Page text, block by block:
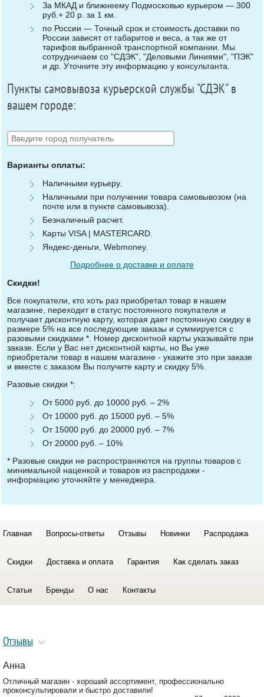
За МКАД и ближнеему Подмосковью курьером — 300
руб.+ 20 р. за 1 км.
по России — Точный срок и стоимость доставки по
России зависят от габаритов и веса, а так же от
тарифов выбранной транспортной компании. Мы
сотрудничаем со "СДЭК", "Деловыми Линиями", "ПЭК"
и др. Уточните эту информацию у консультанта.
Пункты самовывоза курьерской службы "СДЭК" в
вашем городе:
Варианты оплаты:
Наличными курьеру.
Наличными при получении товара самовывозом (на
почте или в пункте самовывоза).
Безналичный расчет.
Карты VISA | MASTERCARD.
Яндекс-деньги, Webmoney.
Подробнее о доставке и оплате
Скидки!
Все покупатели, кто хоть раз приобретал товар в нашем
магазине, переходит в статус постоянного покупателя и
получает дисконтную карту, которая дает постоянную скидку в
размере 5% на все последующие заказы и суммируется с
разовыми скидками *. Номер дисконтной карты указывайте при
заказе. Если у Вас нет дисконтной карты, но Вы уже
приобретали товар в нашем магазине - укажите это при заказе
и вместе с заказом Вы получите карту и скидку 5%.
Разовые скидки *:
От 5000 руб. до 10000 руб. – 2%
От 10000 руб. до 15000 руб. – 5%
От 15000 руб. до 20000 руб. – 7%
От 20000 руб. – 10%
* Разовые скидки не распространяются на группы товаров с
минимальной наценкой и товаров из распродажи -
информацию уточняйте у менеджера.
Главная Вопросы-ответы Отзывы Новинки Распродажа
Скидки Доставка и оплата Гарантия Как сделать заказ
Статьи Бренды О нас Контакты
Отзывы
Анна
Отличный магазин - хороший ассортимент, профессионально
проконсультировали и быстро доставили!